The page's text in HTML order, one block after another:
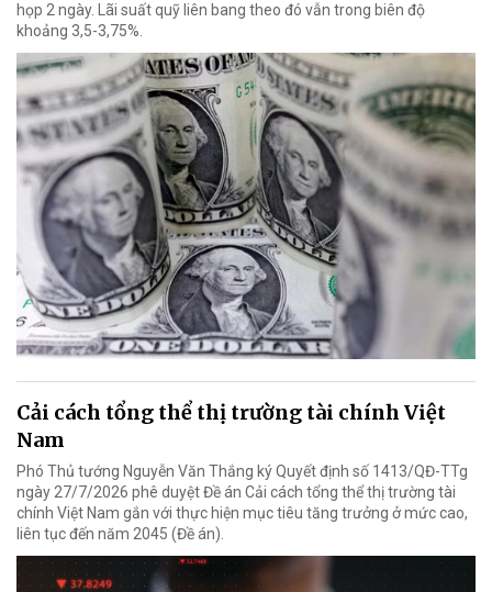
họp 2 ngày. Lãi suất quỹ liên bang theo đó vẫn trong biên độ
khoảng 3,5-3,75%.
Cải cách tổng thể thị trường tài chính Việt
Nam
Phó Thủ tướng Nguyễn Văn Thắng ký Quyết định số 1413/QĐ-TTg
ngày 27/7/2026 phê duyệt Đề án Cải cách tổng thể thị trường tài
chính Việt Nam gắn với thực hiện mục tiêu tăng trưởng ở mức cao,
liên tục đến năm 2045 (Đề án).